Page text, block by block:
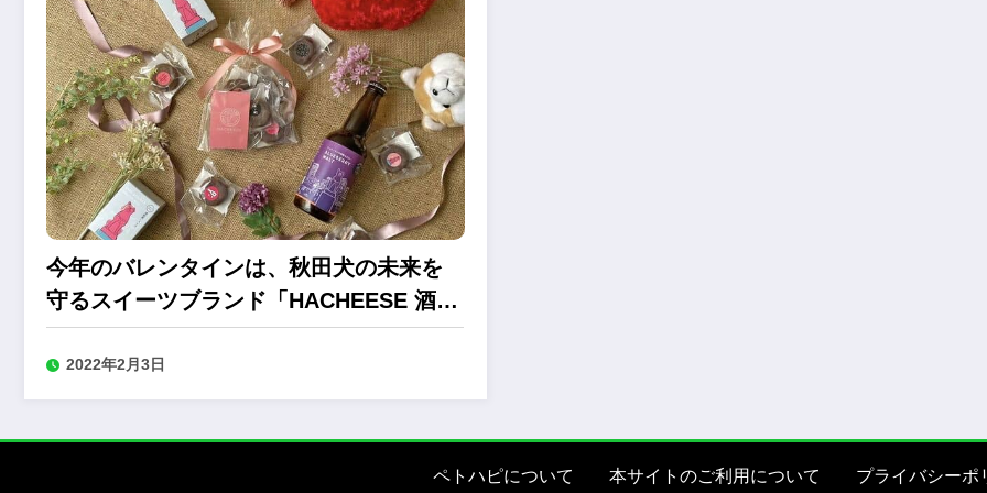
今年のバレンタインは、秋田犬の未来を
守るスイーツブランド「HACHEESE 酒粕
蒸ショコラ」
2022年2月3日
ペトハピについて 本サイトのご利用について プライバシーポ